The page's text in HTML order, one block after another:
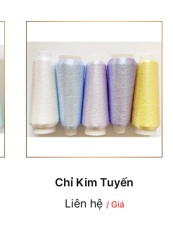
Chỉ Kim Tuyến
Liên hệ / Giá